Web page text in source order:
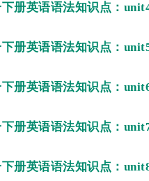
册英语语法知识点：
册英语语法知识点：
册英语语法知识点：
册英语语法知识点：
册英语语法知识点：